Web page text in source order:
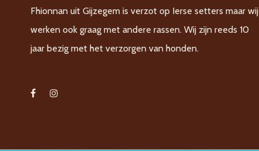
Fhionnan uit Gijzegem is verzot op Ierse setters maar wij
werken ook graag met andere rassen. Wij zijn reeds 10
jaar bezig met het verzorgen van honden.